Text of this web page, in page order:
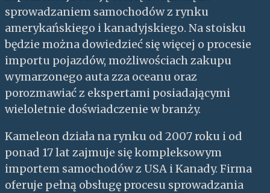
sprowadzaniem samochodów z rynku
amerykańskiego i kanadyjskiego. Na stoisku
będzie można dowiedzieć się więcej o procesie
importu pojazdów, możliwościach zakupu
wymarzonego auta zza oceanu oraz
porozmawiać z ekspertami posiadającymi
wieloletnie doświadczenie w branży.
Kameleon działa na rynku od 2007 roku i od
ponad 17 lat zajmuje się kompleksowym
importem samochodów z USA i Kanady. Firma
oferuje pełną obsługę procesu sprowadzania